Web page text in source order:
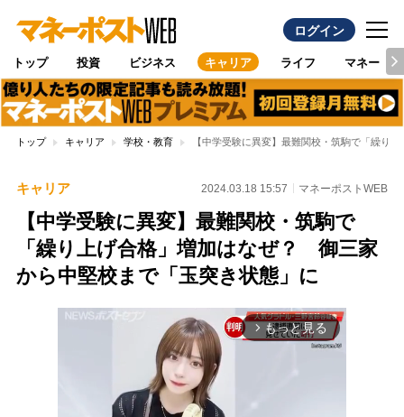
ログイン
トップ 投資 ビジネス キャリア ライフ マネー
トップ キャリア 学校・教育 【中学受験に異変】最難関校・筑駒で「繰り
キャリア 2024.03.18 15:57 マネーポストWEB
【中学受験に異変】最難関校・筑駒で
「繰り上げ合格」増加はなぜ？ 御三家
から中堅校まで「玉突き状態」に
arrow_forward_ios もっと見る